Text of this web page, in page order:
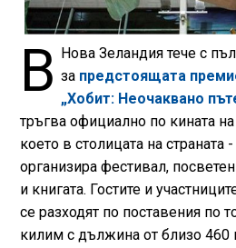
В Нова Зеландия тече с
за предстоящата
„Хобит: Неочаквано
тръгва официално по кината
което в столицата на страната
организира фестивал,
и книгата. Гостите и
се разходят по поставения по
килим с дължина от близо 460